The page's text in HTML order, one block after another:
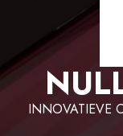
INNOVATIEVE